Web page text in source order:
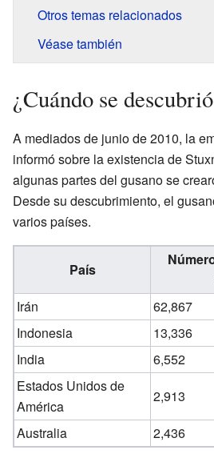
Otros temas relacionados
Véase también
¿Cuándo se
A mediados de junio de 2010, la
informó sobre la existencia de
algunas partes del gusano se
Desde su descubrimiento, el
varios países.
País
Irán
62,867
Indonesia
13,336
India
6,552
Estados Unidos de
América
2,913
Australia
2,436